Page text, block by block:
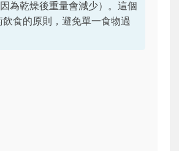
為乾燥後重量會減少）。這個
食的原則，避免單一食物過